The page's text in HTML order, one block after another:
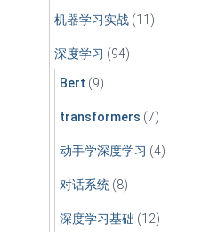
机器学习实战 (11)
深度学习 (94)
Bert (9)
transformers (7)
动手学深度学习 (4)
对话系统 (8)
深度学习基础 (12)